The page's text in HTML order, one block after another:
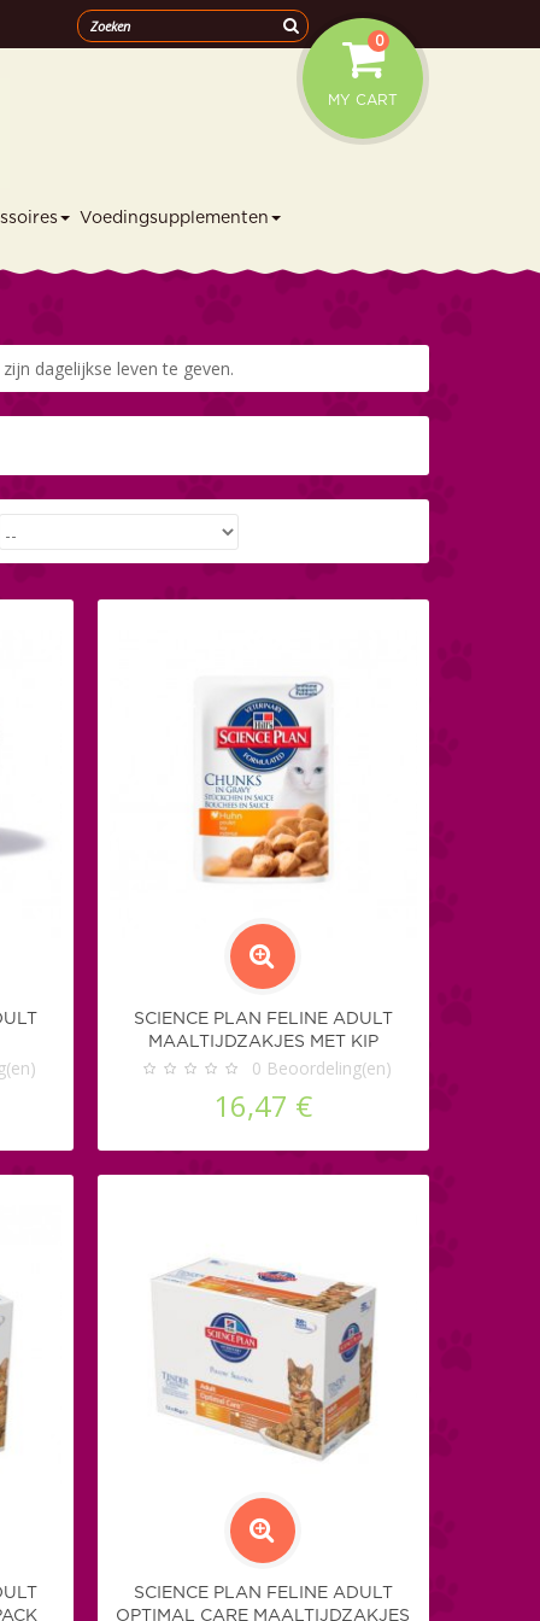
MY CART
0
Voedingsupplementen
dagelijkse leven te geven.
SCIENCE PLAN FELINE ADULT
MAALTIJDZAKJES MET KIP
0 Beoordeling(en)
16,47 €
SCIENCE PLAN FELINE ADULT
OPTIMAL CARE MAALTIJDZAKJES